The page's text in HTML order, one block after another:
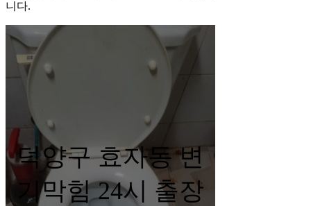
니다.
덕양구 효자동 변
기막힘 24시 출장